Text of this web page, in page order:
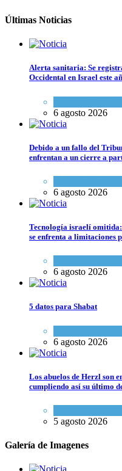
Últimas Noticias
Alerta sanitaria: Se
Occidental en Israel este
6 agosto 2026
Debido a un fallo del
enfrentan a un cierre a
6 agosto 2026
Tecnología israelí
se enfrenta a limitaciones
6 agosto 2026
5 datos para Shabat
6 agosto 2026
Los abuelos de Herzl son
cumpliendo así su último
5 agosto 2026
Galería de Imagenes